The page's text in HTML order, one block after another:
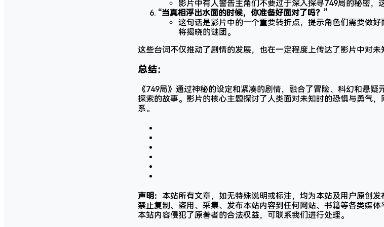
影片中有人警告主角们不要过于深入探寻749局的秘密，
“当真相浮出水面的时候，你准备好面对了吗？”
这句话是影片中的一个重要转折点，提示角色们需要做
将揭晓的谜团。
这些台词不仅推动了剧情的发展，也在一定程度上传达了影片中对未
总结：
《749局》通过神秘的设定和紧凑的剧情，融合了冒险、科幻和悬
探索的故事。影片的核心主题探讨了人类面对未知时的恐惧与勇气
系。
声明： 本站所有文章，如无特殊说明或标注，均为本站及用户原创发
禁止复制、盗用、采集、发布本站内容到任何网站、书籍等各类媒
本站内容侵犯了原著者的合法权益，可联系我们进行处理。